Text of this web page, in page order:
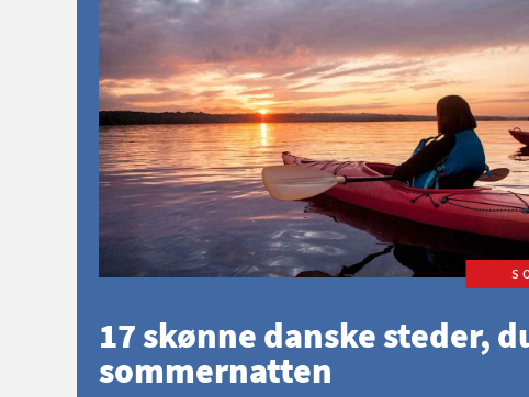
17 skønne danske steder,
sommernatten